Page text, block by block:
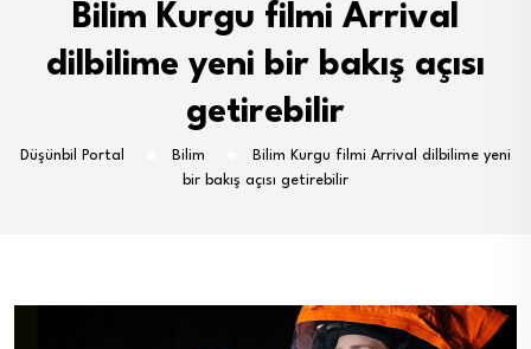
Bilim Kurgu filmi Arrival
dilbilime yeni bir bakış açısı
getirebilir
Düşünbil Portal Bilim
Bilim Kurgu filmi Arrival dilbilime yeni
bir bakış açısı getirebilir